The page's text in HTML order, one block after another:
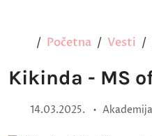
Početna Vesti
Kikinda - MS
14.03.2025. •